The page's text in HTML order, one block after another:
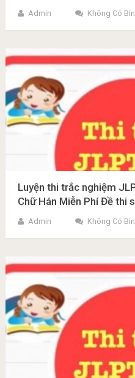
Admin Không Có
Luyện thi trắc nghiệm
Chữ Hán Miễn Phí Đề thi
Admin Không Có